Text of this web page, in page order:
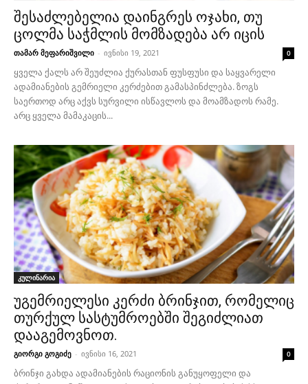
შესაძლებელია დაინგრეს ოჯახი, თუ
ცოლმა საჭმლის მომზადება არ იცის
თამარ მეფარიშვილი - ივნისი 19, 2021 0
ყველა ქალს არ შეუძლია ქურასთან ფუსფუსი და საყვარელი
ადამიანების გემრიელი კერძებით გამასპინძლება. ზოგს
საერთოდ არც აქვს სურვილი ისწავლოს და მოამზადოს რამე.
არც ყველა მამაკაცის...
კულინარია
უგემრიელესი კერძი ბრინჯით, რომელიც
თურქულ სასტუმროებში შეგიძლიათ
დააგემოვნოთ.
გიორგი გოგიძე - ივნისი 16, 2021 0
ბრინჯი გახდა ადამიანების რაციონის განუყოფელი და